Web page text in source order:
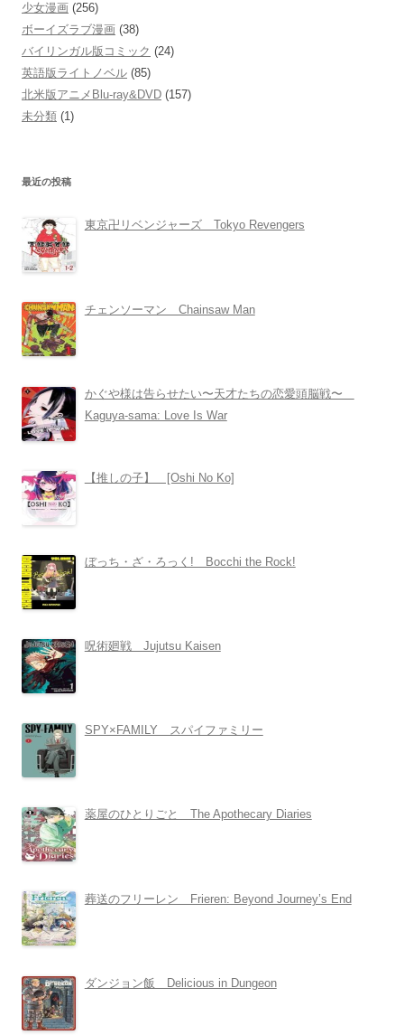
少女漫画 (256)
ボーイズラブ漫画 (38)
バイリンガル版コミック (24)
英語版ライトノベル (85)
北米版アニメBlu-ray&DVD (157)
未分類 (1)
最近の投稿
東京卍リベンジャーズ Tokyo Revengers
チェンソーマン Chainsaw Man
かぐや様は告らせたい〜天才たちの恋愛頭脳戦〜
Kaguya-sama: Love Is War
【推しの子】 [Oshi No Ko]
ぼっち・ざ・ろっく! Bocchi the Rock!
呪術廻戦 Jujutsu Kaisen
SPY×FAMILY スパイファミリー
薬屋のひとりごと The Apothecary Diaries
葬送のフリーレン Frieren: Beyond Journey’s End
ダンジョン飯 Delicious in Dungeon